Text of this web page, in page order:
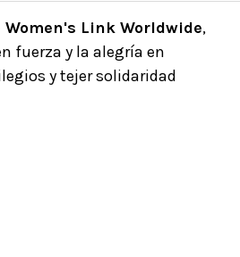
Link Worldwide,
fuerza y la alegría en
y tejer solidaridad